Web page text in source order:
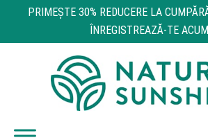
PRIMEŞTE 30% REDUCERE LA
ÎNREGISTREAZĂ-TE ACUM